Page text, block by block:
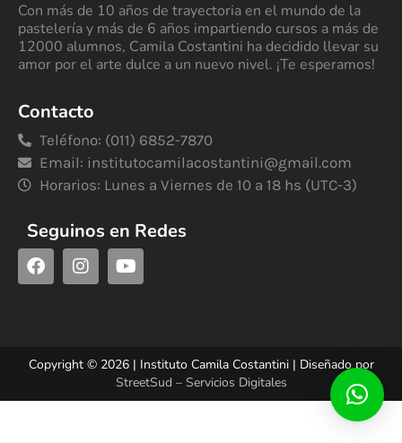
Con más de 10 años de trayectoria en el mundo de la
pastelería y más de 6 años impartiendo cursos a más de
12000 alumnos, Camila Costantini ha decidido llevar su
amor por el arte dulce a un nuevo nivel. ¡Te esperamos!
Contacto
Teléfono: (011) 6852-7870
Email: institutocamilacostantini@gmail.com
Horarios: Lunes a Viernes de 10 a 18 hs (UTC-3)
Seguinos en Redes
Copyright © 2026 | Instituto Camila Costantini | Diseñado por
StreetSud – Servicios Digitales